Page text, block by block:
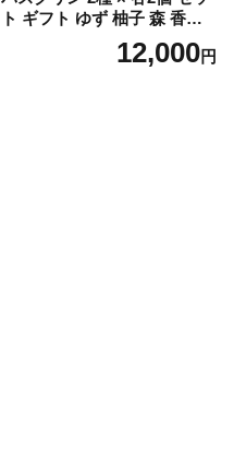
ト ギフト ゆず 柚子 森 香り
日用品 お風呂 バス用品 温活
アロマ 香り まとめ買い静岡
12,000円